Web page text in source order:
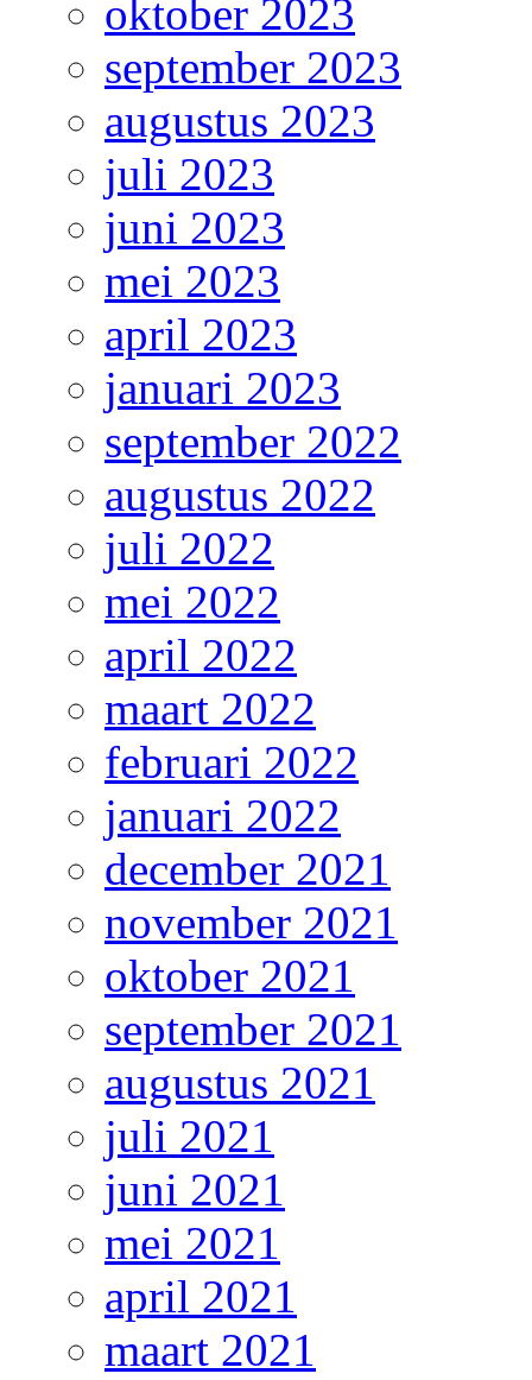
oktober 2023
september 2023
augustus 2023
juli 2023
juni 2023
mei 2023
april 2023
januari 2023
september 2022
augustus 2022
juli 2022
mei 2022
april 2022
maart 2022
februari 2022
januari 2022
december 2021
november 2021
oktober 2021
september 2021
augustus 2021
juli 2021
juni 2021
mei 2021
april 2021
maart 2021